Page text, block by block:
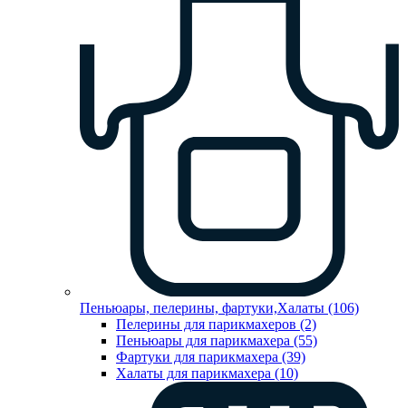
Пеньюары, пелерины, фартуки,Халаты (106)
Пелерины для парикмахеров (2)
Пеньюары для парикмахера (55)
Фартуки для парикмахера (39)
Халаты для парикмахера (10)